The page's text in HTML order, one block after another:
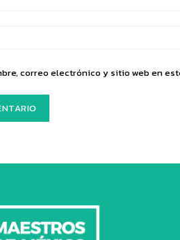
correo electrónico y sitio web en